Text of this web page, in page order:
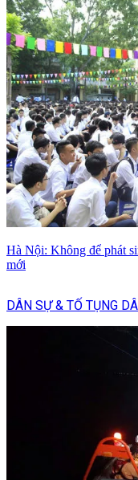
Hà Nội: Không để phát
mới
DÂN SỰ & TỐ TỤNG